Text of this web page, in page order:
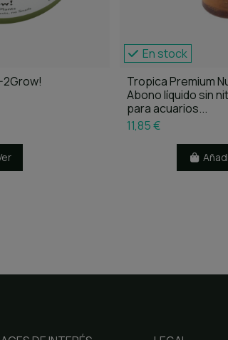
2Grow!
En stock
Tropica Premium
Abono líquido sin
para acuarios...
11,85 €